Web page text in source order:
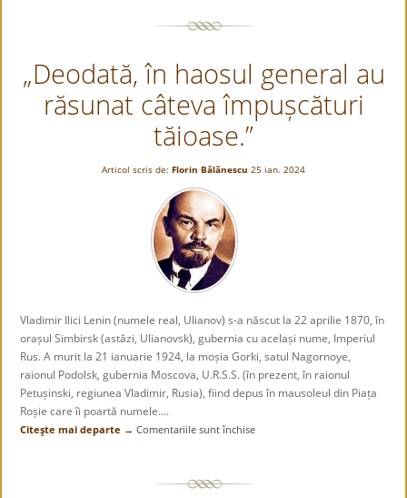
i-
a
încetat
!
„Deodată, în haosul general au
răsunat câteva împușcături
tăioase.”
Articol scris de: Florin Bălănescu 25 ian. 2024
Vladimir Ilici Lenin (numele real, Ulianov) s-a născut la 22 aprilie 1870, în
orașul Simbirsk (astăzi, Ulianovsk), gubernia cu același nume, Imperiul
Rus. A murit la 21 ianuarie 1924, la moșia Gorki⁠, satul Nagornoye,
raionul Podolsk, gubernia Moscova, U.R.S.S. (în prezent, în raionul
Petușinski, regiunea Vladimir, Rusia), fiind depus în mausoleul din Piața
Roșie care îi poartă numele....
Citeşte mai departe → Comentariile sunt închise